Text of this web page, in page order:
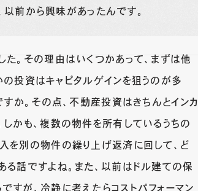
以前から興味があったんです。
。その理由はいくつかあって、まずは他
投資はキャピタルゲインを狙うのが多
か。その点、不動産投資はきちんとインカ
かも、複数の物件を所有しているうちの
を別の物件の繰り上げ返済に回して、ど
話ですよね。また、以前はドル建ての保
すが、冷静に考えたらコストパフォーマン